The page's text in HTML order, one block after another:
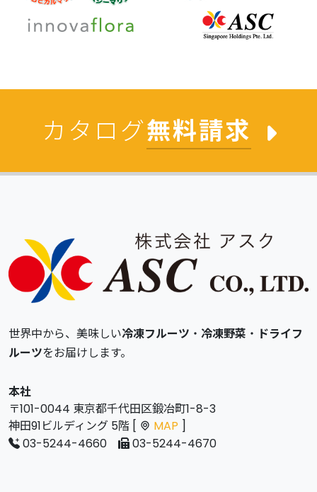
カタログ無料請求
世界中から、美味しい冷凍フルーツ ・ 冷凍野菜 ・ ドライフ
ルーツをお届けします。
本社
〒101-0044 東京都千代田区鍛冶町1-8-3
神田91ビルディング 5階 [
MAP ]
03-5244-4660
03-5244-4670